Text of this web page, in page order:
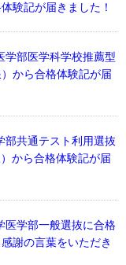
験記が届きました！
学部医学科学校推薦型
から合格体験記が届
部共通テスト利用選抜
から合格体験記が届
医学部一般選抜に合格
謝の言葉をいただき